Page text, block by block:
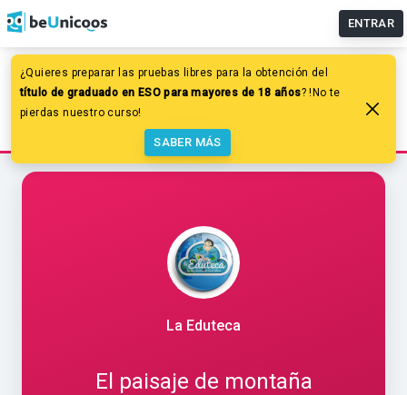
ENTRAR
¿Quieres preparar las pruebas libres para la obtención del
título de graduado en ESO para mayores de 18 años? !No te
pierdas nuestro curso!
SABER MÁS
Educación primaria
Ciencias Sociales
Relieve y paisaje de España y Europa
El paisaje de montaña
La Eduteca
El paisaje de montaña